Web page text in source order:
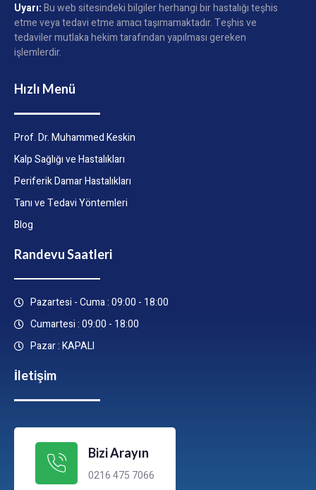
Uyarı:Bu web sitesindeki bilgiler herhangi bir hastalığı teşhis
etme veya tedavi etme amacı taşımamaktadır. Teşhis ve
tedaviler mutlaka hekim tarafından yapılması gereken
işlemlerdir.
Hızlı Menü
Prof. Dr. Muhammed Keskin
Kalp Sağlığı ve Hastalıkları
Periferik Damar Hastalıkları
Tanı ve Tedavi Yöntemleri
Blog
Randevu Saatleri
Pazartesi - Cuma : 09:00 - 18:00
Cumartesi : 09:00 - 18:00
Pazar : KAPALI
İletişim
Bizi Arayın
0216 475 7066